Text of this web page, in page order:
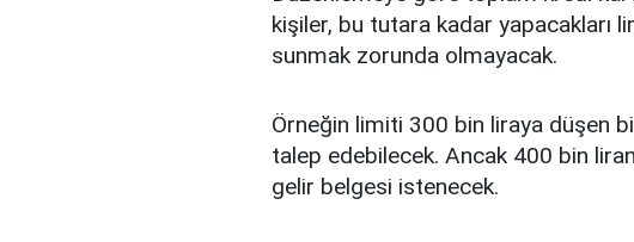
kişiler, bu tutara kadar yapacakları
sunmak zorunda olmayacak.
Örneğin limiti 300 bin liraya düşen
talep edebilecek. Ancak 400 bin
gelir belgesi istenecek.